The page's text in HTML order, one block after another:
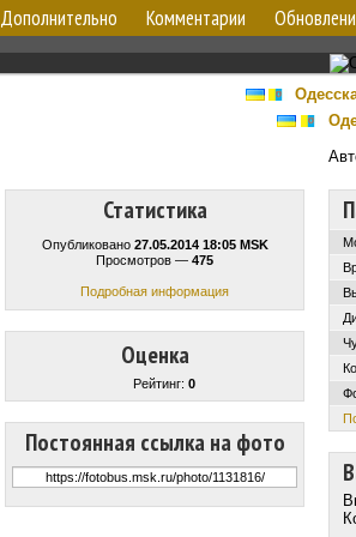
Дополнительно Комментарии
Статистика
Опубликовано 27.05.2014 18:05 MSK
Просмотров — 475
Подробная информация
Оценка
Рейтинг: 0
Постоянная ссылка на фото